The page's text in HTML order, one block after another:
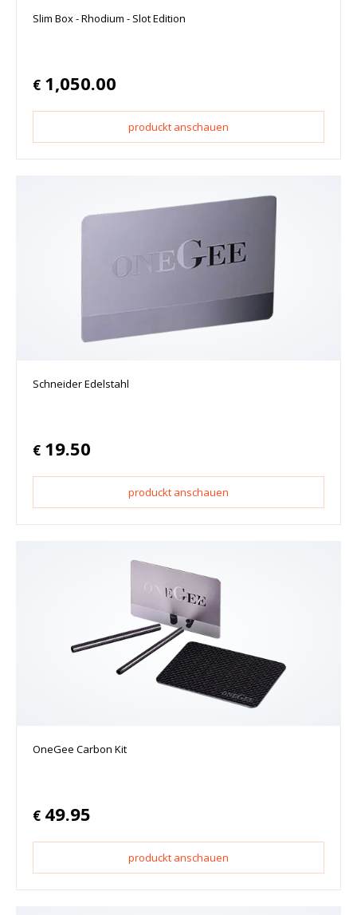
Slim Box - Rhodium - Slot Edition
€ 1,050.00
produckt anschauen
Schneider Edelstahl
€ 19.50
produckt anschauen
OneGee Carbon Kit
€ 49.95
produckt anschauen